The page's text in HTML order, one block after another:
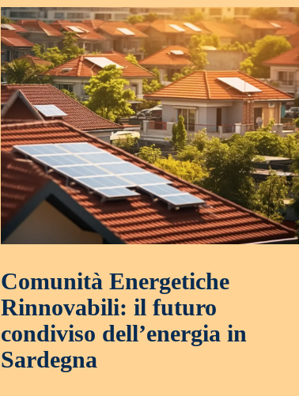
Comunità Energetiche
Rinnovabili: il futuro
condiviso dell’energia in
Sardegna